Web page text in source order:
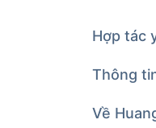
Hợp tác
Thông
Về